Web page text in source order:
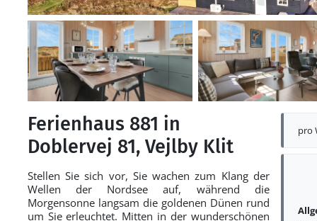
pro
Ferienhaus 881 in
Doblervej 81, Vejlby Klit
Stellen Sie sich vor, Sie wachen zum Klang der
Wellen der Nordsee auf, während die
Morgensonne langsam die goldenen Dünen rund
um Sie erleuchtet. Mitten in der wunderschönen